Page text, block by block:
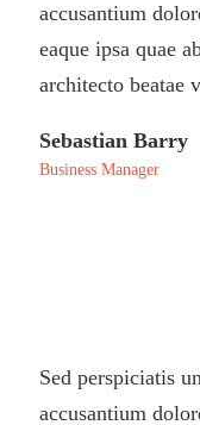
accusantium
eaque ipsa quae
architecto beatae
Sebastian Barry
Business Manager
Sed perspiciatis
accusantium